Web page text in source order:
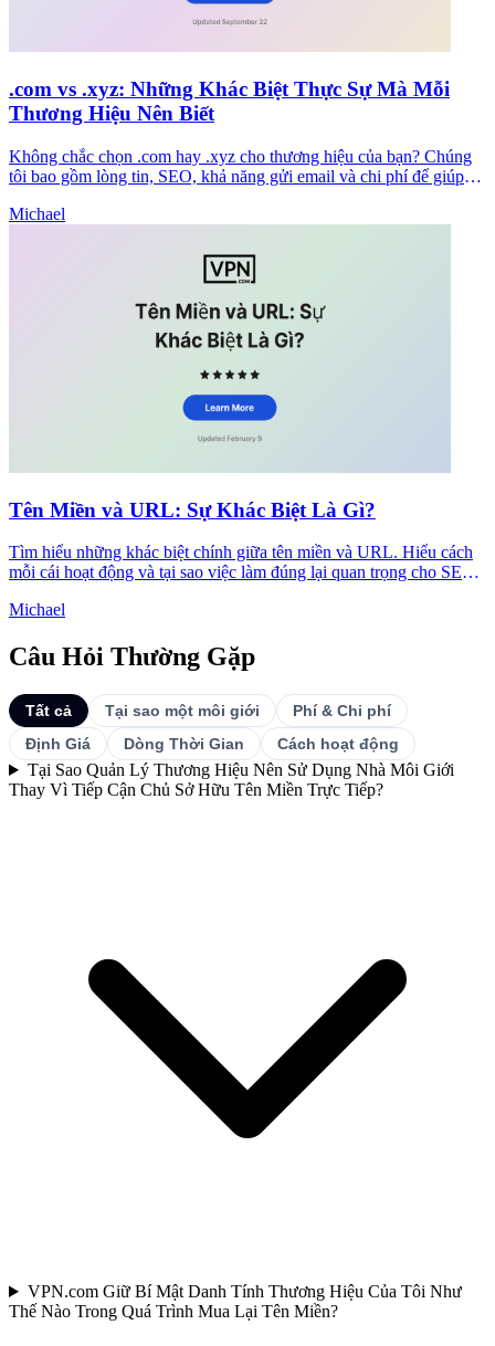
.com vs .xyz: Những Khác Biệt Thực Sự Mà Mỗi
Thương Hiệu Nên Biết
Không chắc chọn .com hay .xyz cho thương hiệu của bạn? Chúng
tôi bao gồm lòng tin, SEO, khả năng gửi email và chi phí để giúp
Michael
Tên Miền và URL: Sự Khác Biệt Là Gì?
Tìm hiểu những khác biệt chính giữa tên miền và URL. Hiểu cách
mỗi cái hoạt động và tại sao việc làm đúng lại quan trọng cho SEO
Michael
Câu Hỏi Thường Gặp
Tất cả Tại sao một môi giới
Phí & Chi phí
Định Giá
Dòng Thời Gian Cách hoạt động
Tại Sao Quản Lý Thương Hiệu Nên Sử Dụng Nhà Môi Giới
Thay Vì Tiếp Cận Chủ Sở Hữu Tên Miền Trực Tiếp?
VPN.com Giữ Bí Mật Danh Tính Thương Hiệu Của Tôi Như
Thế Nào Trong Quá Trình Mua Lại Tên Miền?